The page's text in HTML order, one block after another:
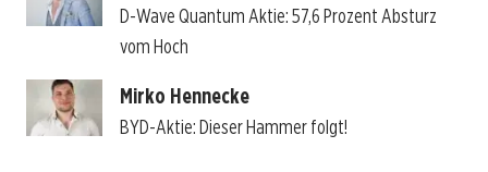
D-Wave Quantum Aktie: 57,6 Prozent Absturz
vom Hoch
Mirko Hennecke
BYD-Aktie: Dieser Hammer folgt!